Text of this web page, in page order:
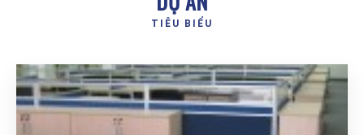
TIÊU BIỂU